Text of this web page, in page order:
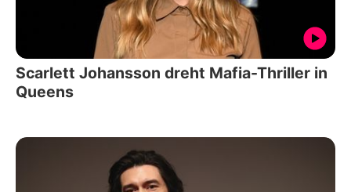
Scarlett Johansson dreht Mafia-Thriller in
Queens